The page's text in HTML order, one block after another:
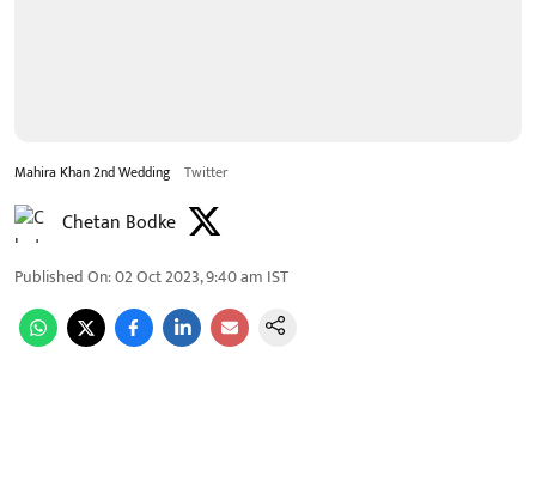
Mahira Khan 2nd Wedding Twitter
Chetan Bodke
Published On:02 Oct 2023, 9:40 am IST